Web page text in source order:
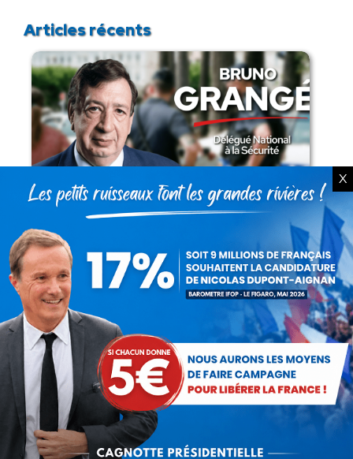
Articles récents
Présomption de légitimité de l’usage des
armes par les forces de l’ordre
Lorsque tout flambe et que l’État
s’affaisse.
X